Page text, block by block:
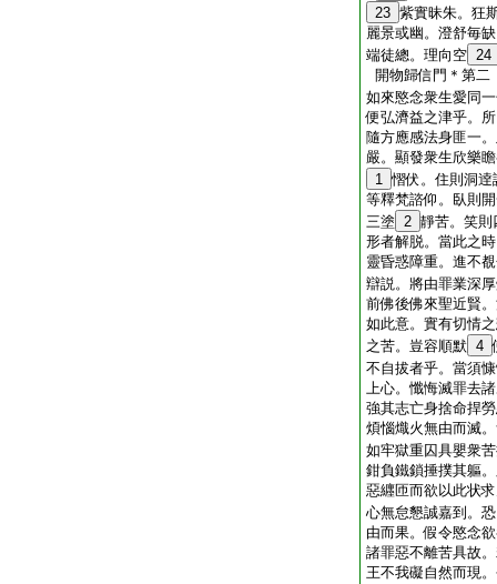
23 紫實昧朱。狂
麗景或幽。澄舒毎
端徒總。理向空 24
開物歸信門＊第二
如來愍念衆生愛同
便弘濟益之津乎。
隨方應感法身匪一
嚴。顯發衆生欣樂
1 慴伏。住則洞
等釋梵諮仰。臥則
三塗 2 靜苦。笑則
形者解脱。當此之
靈昏惑障重。進不
辯説。將由罪業深
前佛後佛來聖近賢
如此意。實有切情
之苦。豈容順默 4
不自拔者乎。當須
上心。懺悔滅罪去
強其志亡身捨命捍
煩惱熾火無由而滅
如牢獄重囚具嬰衆
鉗負鐵鎖捶撲其軀
惡纒匝而欲以此状
心無怠懇誠嘉到。
由而果。假令愍念
諸罪惡不離苦具故
王不我礙自然而現